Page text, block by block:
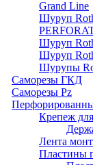
Grand Line
Шуруп
Шуруп
Шуруп
Шурупы
Саморeзы ГКД
Саморезы Pz
Крепеж
Лента
Пластины